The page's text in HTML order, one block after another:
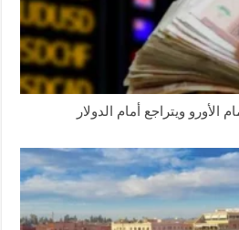
ويتراجع أمام الدولار